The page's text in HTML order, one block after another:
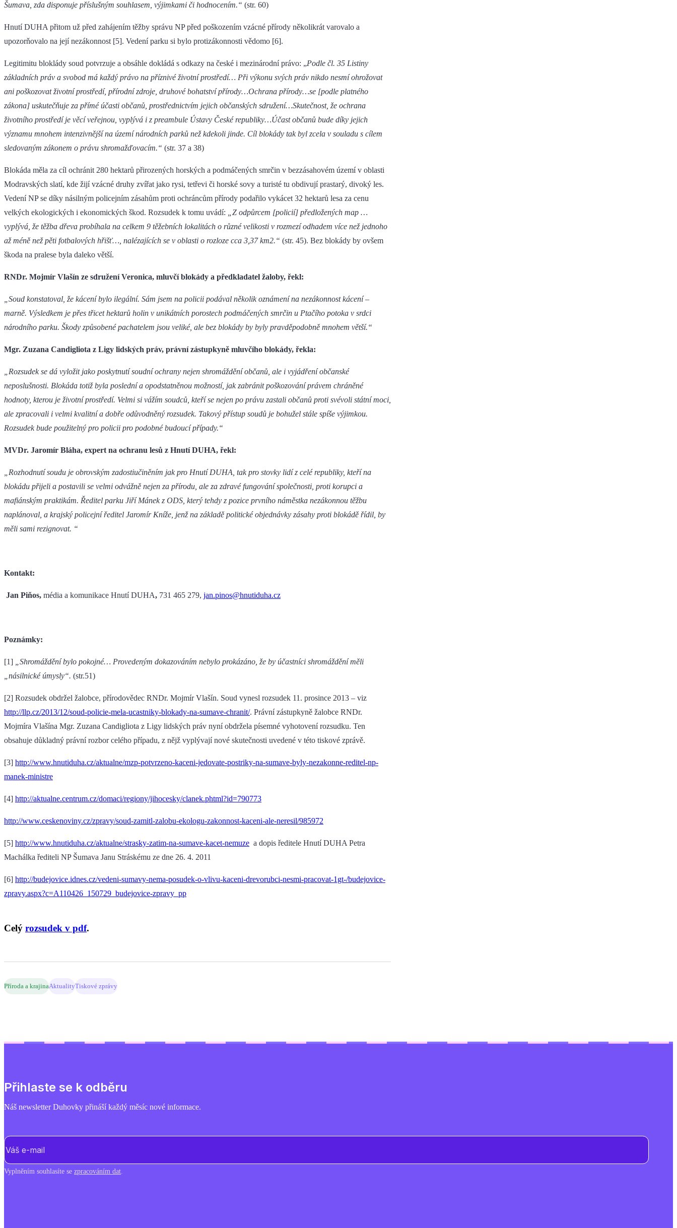
Šumava, zda disponuje příslušným souhlasem, výjimkami či hodnocením.“ (str. 60)
Hnutí DUHA přitom už před zahájením těžby správu NP před poškozením vzácné přírody několikrát varovalo a
upozorňovalo na její nezákonnost [5]. Vedení parku si bylo protizákonnosti vědomo [6].
Legitimitu bloklády soud potvrzuje a obsáhle dokládá s odkazy na české i mezinárodní právo: „Podle čl. 35 Listiny
základních práv a svobod má každý právo na příznivé životní prostředí… Při výkonu svých práv nikdo nesmí ohrožovat
ani poškozovat životní prostředí, přírodní zdroje, druhové bohatství přírody…Ochrana přírody…se [podle platného
zákona] uskutečňuje za přímé účasti občanů, prostřednictvím jejich občanských sdružení…Skutečnost, že ochrana
životního prostředí je věcí veřejnou, vyplývá i z preambule Ústavy České republiky…Účast občanů bude díky jejich
významu mnohem intenzivnější na území národních parků než kdekoli jinde. Cíl blokády tak byl zcela v souladu s cílem
sledovaným zákonem o právu shromažďovacím.“ (str. 37 a 38)
Blokáda měla za cíl ochránit 280 hektarů přirozených horských a podmáčených smrčin v bezzásahovém území v oblasti
Modravských slatí, kde žijí vzácné druhy zvířat jako rysi, tetřevi či horské sovy a turisté tu obdivují prastarý, divoký les.
Vedení NP se díky násilným policejním zásahům proti ochráncům přírody podařilo vykácet 32 hektarů lesa za cenu
velkých ekologických i ekonomických škod. Rozsudek k tomu uvádí: „Z odpůrcem [policií] předložených map …
vyplývá, že těžba dřeva probíhala na celkem 9 těžebních lokalitách o různé velikosti v rozmezí odhadem více než jednoho
až méně než pěti fotbalových hřišť…, nalézajících se v oblasti o rozloze cca 3,37 km2.“ (str. 45). Bez blokády by ovšem
škoda na pralese byla daleko větší.
RNDr. Mojmír Vlašín ze sdružení Veronica, mluvčí blokády a předkladatel žaloby, řekl:
„Soud konstatoval, že kácení bylo ilegální. Sám jsem na policii podával několik oznámení na nezákonnost kácení –
marně. Výsledkem je přes třicet hektarů holin v unikátních porostech podmáčených smrčin u Ptačího potoka v srdci
národního parku. Škody způsobené pachatelem jsou veliké, ale bez blokády by byly pravděpodobně mnohem větší.“
Mgr. Zuzana Candigliota z Ligy lidských práv, právní zástupkyně mluvčího blokády, řekla:
„Rozsudek se dá vyložit jako poskytnutí soudní ochrany nejen shromáždění občanů, ale i vyjádření občanské
neposlušnosti. Blokáda totiž byla poslední a opodstatněnou možností, jak zabránit poškozování právem chráněné
hodnoty, kterou je životní prostředí. Velmi si vážím soudců, kteří se nejen po právu zastali občanů proti svévoli státní moci,
ale zpracovali i velmi kvalitní a dobře odůvodněný rozsudek. Takový přístup soudů je bohužel stále spíše výjimkou.
Rozsudek bude použitelný pro policii pro podobné budoucí případy.“
MVDr. Jaromír Bláha, expert na ochranu lesů z Hnutí DUHA, řekl:
„Rozhodnutí soudu je obrovským zadostiučiněním jak pro Hnutí DUHA, tak pro stovky lidí z celé republiky, kteří na
blokádu přijeli a postavili se velmi odvážně nejen za přírodu, ale za zdravé fungování společnosti, proti korupci a
mafiánským praktikám. Ředitel parku Jiří Mánek z ODS, který tehdy z pozice prvního náměstka nezákonnou těžbu
naplánoval, a krajský policejní ředitel Jaromír Kníže, jenž na základě politické objednávky zásahy proti blokádě řídil, by
měli sami rezignovat. “
Kontakt:
Jan Piňos, média a komunikace Hnutí DUHA, 731 465 279, jan.pinos@hnutiduha.cz
Poznámky:
[1]
„Shromáždění bylo pokojné… Provedeným dokazováním nebylo prokázáno, že by účastníci shromáždění měli
„násilnické úmysly“. (str.51)
[2] Rozsudek obdržel žalobce, přírodovědec RNDr. Mojmír Vlašín. Soud vynesl rozsudek 11. prosince 2013 – viz
http://llp.cz/2013/12/soud-policie-mela-ucastniky-blokady-na-sumave-chranit/. Právní zástupkyně žalobce RNDr.
Mojmíra Vlašína Mgr. Zuzana Candigliota z Ligy lidských práv nyní obdržela písemné vyhotovení rozsudku. Ten
obsahuje důkladný právní rozbor celého případu, z nějž vyplývají nové skutečnosti uvedené v této tiskové zprávě.
[3] http://www.hnutiduha.cz/aktualne/mzp-potvrzeno-kaceni-jedovate-postriky-na-sumave-byly-nezakonne-reditel-np-
manek-ministre
[4] http://aktualne.centrum.cz/domaci/regiony/jihocesky/clanek.phtml?id=790773
http://www.ceskenoviny.cz/zpravy/soud-zamitl-zalobu-ekologu-zakonnost-kaceni-ale-neresil/985972
[5] http://www.hnutiduha.cz/aktualne/strasky-zatim-na-sumave-kacet-nemuze a dopis ředitele Hnutí DUHA Petra
Machálka řediteli NP Šumava Janu Stráskému ze dne 26. 4. 2011
[6] http://budejovice.idnes.cz/vedeni-sumavy-nema-posudek-o-vlivu-kaceni-drevorubci-nesmi-pracovat-1gt-/budejovice-
zpravy.aspx?c=A110426_150729_budejovice-zpravy_pp
Celý rozsudek v pdf.
Příroda a krajinaAktualityTiskové zprávy
Přihlaste se k odběru
Náš newsletter Duhovky přináší každý měsíc nové informace.
E-mail
Vyplněním souhlasíte se zpracováním dat.